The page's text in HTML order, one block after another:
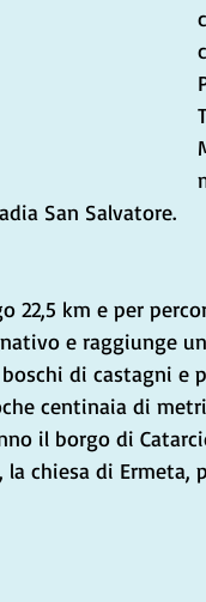
San Salvatore.
22,5 km e per
e raggiunge
di castagni e
centinaia di
il borgo di
chiesa di